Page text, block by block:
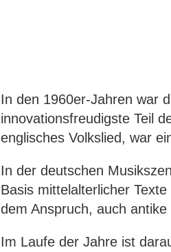
In den 1960er-Jahren war
innovationsfreudigste Teil
englisches Volkslied, war
In der deutschen
Basis mittelalterlicher
dem Anspruch, auch
Im Laufe der Jahre ist